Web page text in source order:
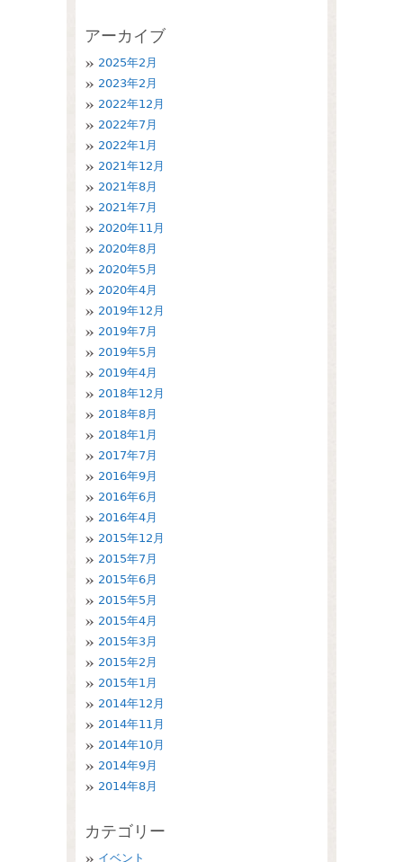
アーカイブ
2025年2月
2023年2月
2022年12月
2022年7月
2022年1月
2021年12月
2021年8月
2021年7月
2020年11月
2020年8月
2020年5月
2020年4月
2019年12月
2019年7月
2019年5月
2019年4月
2018年12月
2018年8月
2018年1月
2017年7月
2016年9月
2016年6月
2016年4月
2015年12月
2015年7月
2015年6月
2015年5月
2015年4月
2015年3月
2015年2月
2015年1月
2014年12月
2014年11月
2014年10月
2014年9月
2014年8月
カテゴリー
イベント